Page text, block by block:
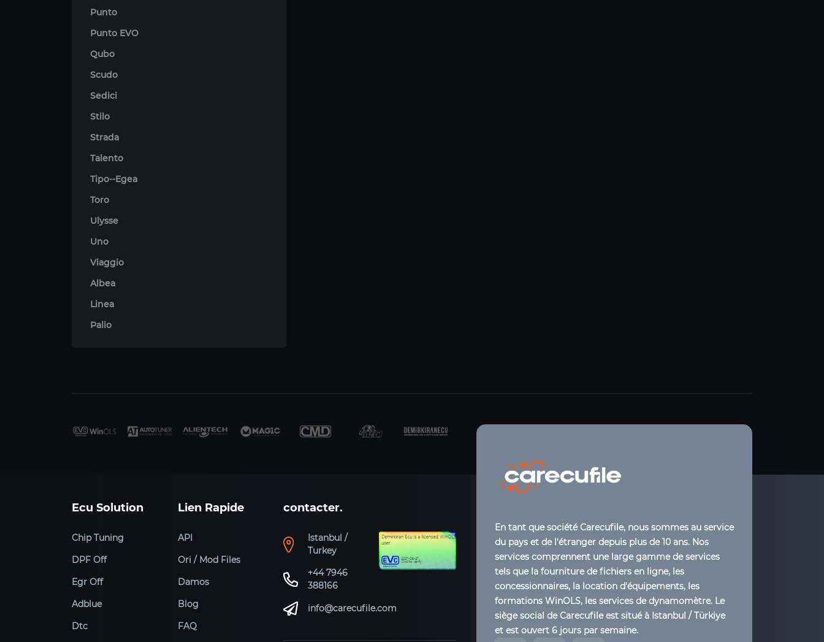
Punto
Punto EVO
Qubo
Scudo
Sedici
Stilo
Strada
Talento
Tipo--Egea
Toro
Ulysse
Uno
Viaggio
Albea
Linea
Palio
Ecu Solution
Chip Tuning
DPF Off
Egr Off
Adblue
Dtc
Lien Rapide
API
Ori / Mod Files
Damos
Blog
FAQ
contacter.
Istanbul /
Turkey
+44 7946
388166
info@carecufile.com
En tant que société Carecufile, nous sommes au service
du pays et de l'étranger depuis plus de 10 ans. Nos
services comprennent une large gamme de services
tels que la fourniture de fichiers en ligne, les
concessionnaires, la location d'équipements, les
formations WinOLS, les services de dynamomètre. Le
siège social de Carecufile est situé à Istanbul / Türkiye
et est ouvert 6 jours par semaine.